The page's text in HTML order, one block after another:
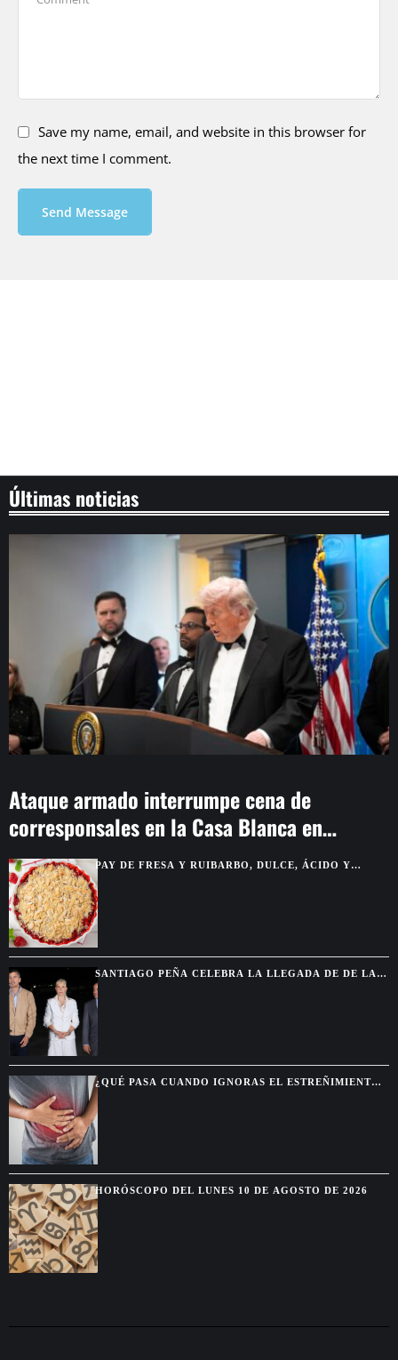
Save my name, email, and website in this browser for
the next time I comment.
Send Message
Últimas noticias
Ataque armado interrumpe cena de
corresponsales en la Casa Blanca en
WashingtonPAY DE FRESA Y RUIBARBO, DULCE, ÁCIDO Y
PERFECTO PARA VERANO
SANTIAGO PEÑA CELEBRA LA LLEGADA DE DE LA
ESPRIELLA Y ANTICIPA MAYOR COOPERACIÓN CON
COLOMBIA
¿QUÉ PASA CUANDO IGNORAS EL ESTREÑIMIENTO
DURANTE MUCHO TIEMPO?
HORÓSCOPO DEL LUNES 10 DE AGOSTO DE 2026